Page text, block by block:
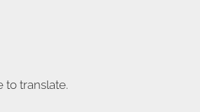
to translate.